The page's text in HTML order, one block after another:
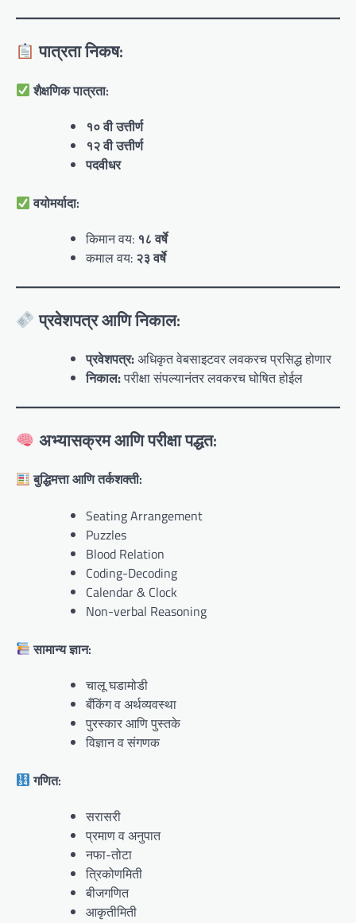
पात्रता निकष:
शैक्षणिक पात्रता:
१० वी उत्तीर्ण
१२ वी उत्तीर्ण
पदवीधर
वयोमर्यादा:
किमान वय: १८ वर्षे
कमाल वय: २३ वर्षे
प्रवेशपत्र आणि निकाल:
प्रवेशपत्र:अधिकृत वेबसाइटवर लवकरच प्रसिद्ध होणार
निकाल:परीक्षा संपल्यानंतर लवकरच घोषित होईल
अभ्यासक्रम आणि परीक्षा पद्धत:
बुद्धिमत्ता आणि तर्कशक्ती:
Seating Arrangement
Puzzles
Blood Relation
Coding-Decoding
Calendar & Clock
Non-verbal Reasoning
सामान्य ज्ञान:
चालू घडामोडी
बँकिंग व अर्थव्यवस्था
पुरस्कार आणि पुस्तके
विज्ञान व संगणक
गणित:
सरासरी
प्रमाण व अनुपात
नफा-तोटा
त्रिकोणमिती
बीजगणित
आकृतीमिती